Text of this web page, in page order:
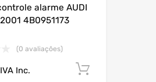
alarme AUDI
4B0951173
(0 avaliações)
IVA Inc.